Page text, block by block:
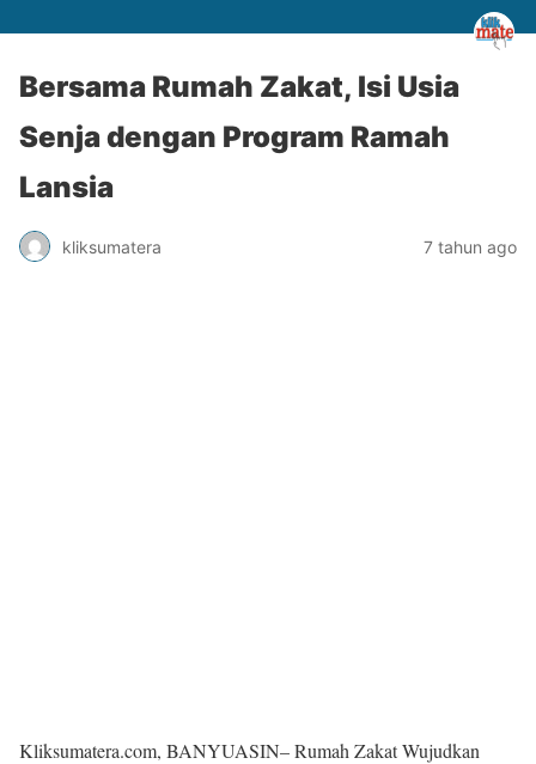
Bersama Rumah Zakat, Isi Usia
Senja dengan Program Ramah
Lansia
kliksumatera 7 tahun ago
Kliksumatera.com, BANYUASIN– Rumah Zakat Wujudkan